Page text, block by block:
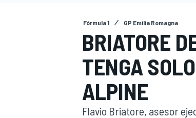
INDYCAR
Fórmula 1 GP Emilia Romagna
BRIATORE
TENGA
ALPINE
Flavio Briatore, asesor